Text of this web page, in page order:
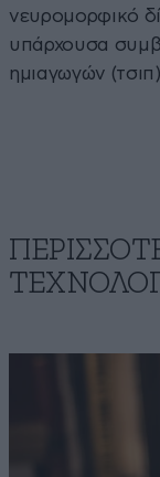
νευρομορφικό
υπάρχουσα
ημιαγωγών